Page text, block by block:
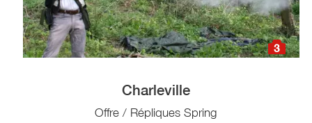
3
Charleville
Offre / Répliques Spring